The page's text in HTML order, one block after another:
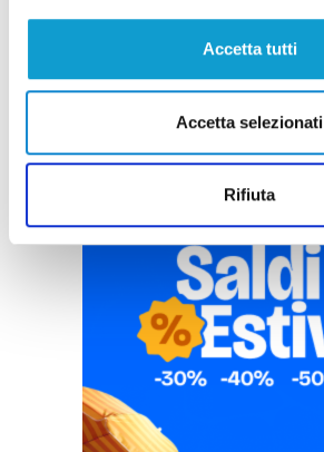
Accetta tutti
Accetta selezionati
Rifiuta